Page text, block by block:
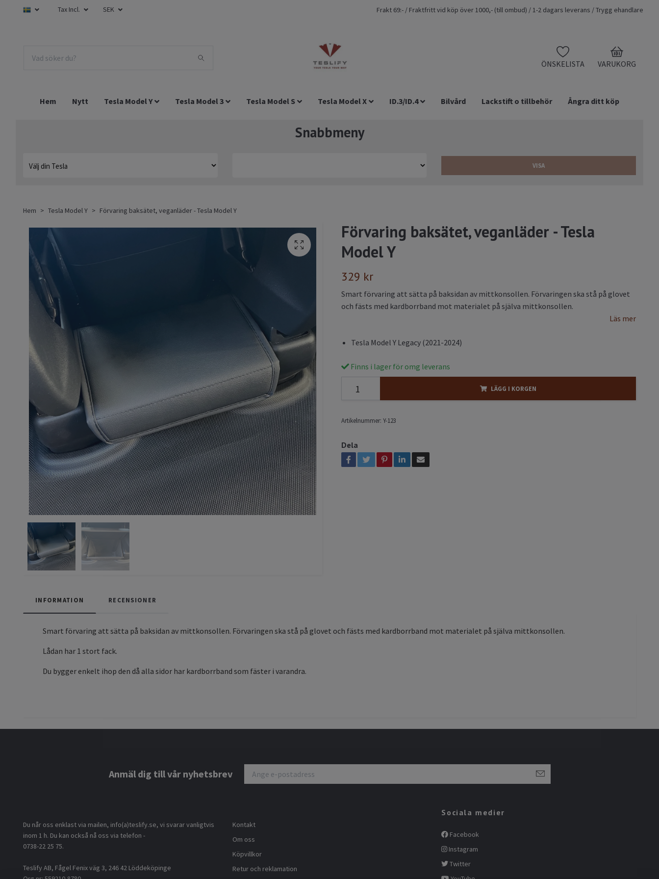
Tax Incl. SEK Frakt 69:- / Fraktfritt vid köp över 1000,- (till ombud) / 1-2 dagars leverans / Trygg ehandlare
ÖNSKELISTA
0
VARUKORG
Hem Nytt Tesla Model Y Tesla Model 3 Tesla Model S Tesla Model X ID.3/ID.4 Bilvård Lackstift o tillbehör Ångra ditt köp
Snabbmeny
VISA
Hem Tesla Model Y Förvaring baksätet, veganläder - Tesla Model Y
Förvaring baksätet, veganläder - Tesla
Model Y
329 kr
Smart förvaring att sätta på baksidan av mittkonsollen. Förvaringen ska stå på glovet
och fästs med kardborrband mot materialet på själva mittkonsollen.
Läs mer
Tesla Model Y Legacy (2021-2024)
Finns i lager för omg leverans
LÄGG I KORGEN
Artikelnummer: Y-123
Dela
INFORMATION RECENSIONER
Smart förvaring att sätta på baksidan av mittkonsollen. Förvaringen ska stå på glovet och fästs med kardborrband mot materialet på själva mittkonsollen.
Lådan har 1 stort fack.
Du bygger enkelt ihop den då alla sidor har kardborrband som fäster i varandra.
Anmäl dig till vår nyhetsbrev
Du når oss enklast via mailen, info(a)teslify.se, vi svarar vanligtvis
inom 1 h. Du kan också nå oss via telefon -
0738-22 25 75.
Teslify AB, Fågel Fenix väg 3, 246 42 Löddeköpinge
Kontakt
Om oss
Köpvillkor
Retur och reklamation
Sociala medier
Facebook
Instagram
Twitter